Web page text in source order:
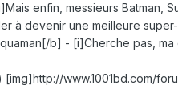
enfin, messieurs Batman,
à devenir une meilleure
b] - [i]Cherche pas,
www.1001bd.com/